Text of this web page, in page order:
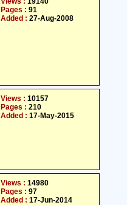
Pages : 91
Added : 27-Aug-2008
Views : 10157
Pages : 210
Added : 17-May-2015
Views : 14980
Pages : 97
Added : 17-Jun-2014